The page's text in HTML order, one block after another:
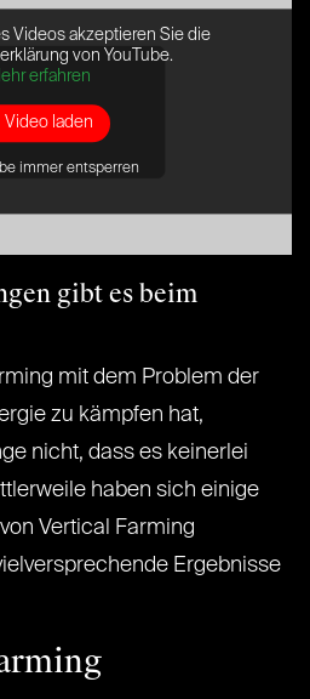
Videos akzeptieren Sie die
von YouTube.
erfahren
Video laden
immer entsperren
gibt es beim
mit dem Problem der
zu kämpfen hat,
nicht, dass es keinerlei
haben sich einige
Vertical Farming
Ergebnisse